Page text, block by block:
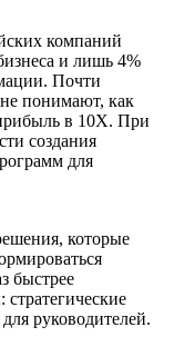
компаний
и лишь 4%
Почти
не понимают, как
в 10X. При
создания
для
которые
быстрее
руководителей.